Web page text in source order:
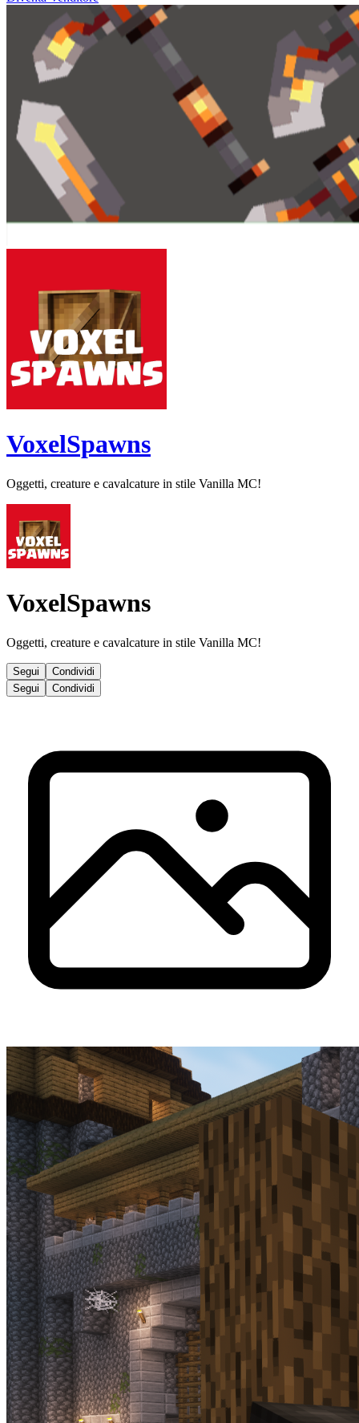
VoxelSpawns
Oggetti, creature e cavalcature in stile Vanilla MC!
VoxelSpawns
Oggetti, creature e cavalcature in stile Vanilla MC!
Segui
Condividi
Segui
Condividi